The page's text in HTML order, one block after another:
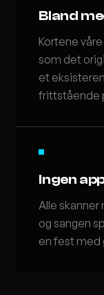
Bland
Kortene
som det
et
frittstående
Ingen
Alle
og sangen
en fest med